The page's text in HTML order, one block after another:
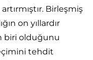
Birleşmiş
on yıllardır
biri olduğunu
tehdit